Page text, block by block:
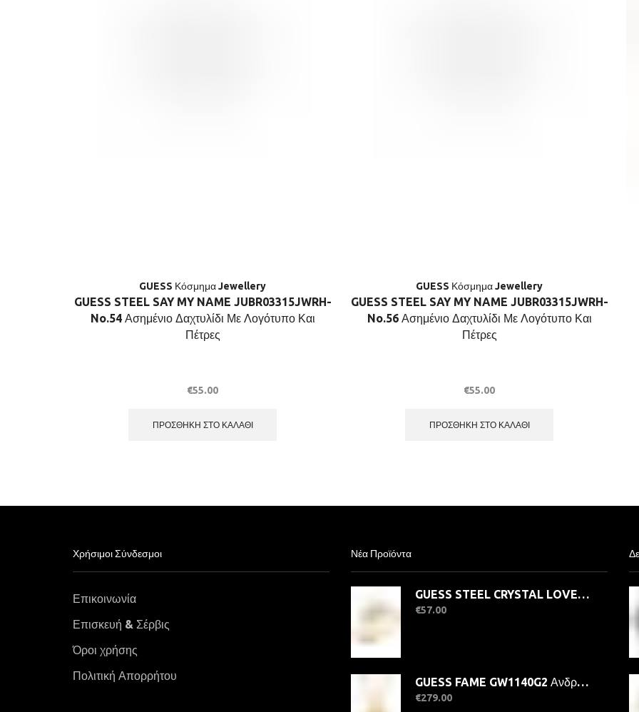
GUESS Κόσμημα Jewellery
GUESS STEEL SAY MY NAME JUBR03315JWRH-
No.54 Ασημένιο Δαχτυλίδι Με Λογότυπο Και
Πέτρες
€55.00
ΠΡΟΣΘΉΚΗ ΣΤΟ ΚΑΛΆΘΙ
GUESS Κόσμημα Jewellery
GUESS STEEL SAY MY NAME JUBR03315JWRH-
No.56 Ασημένιο Δαχτυλίδι Με Λογότυπο Και
Πέτρες
€55.00
ΠΡΟΣΘΉΚΗ ΣΤΟ ΚΑΛΆΘΙ
Χρήσιμοι Σύνδεσμοι
Επικοινωνία
Επισκευή & Σέρβις
Όροι χρήσης
Πολιτική Απορρήτου
Νέα Προϊόντα
GUESS STEEL CRYSTAL LOVE JUBR06363JWYG-No.56 Δαχτυλίδι Χρυσό Με Καρδιά
€57.00
GUESS FAME GW1140G2 Ανδρικό Ρολόι Quatrz Ακριβείας
€279.00